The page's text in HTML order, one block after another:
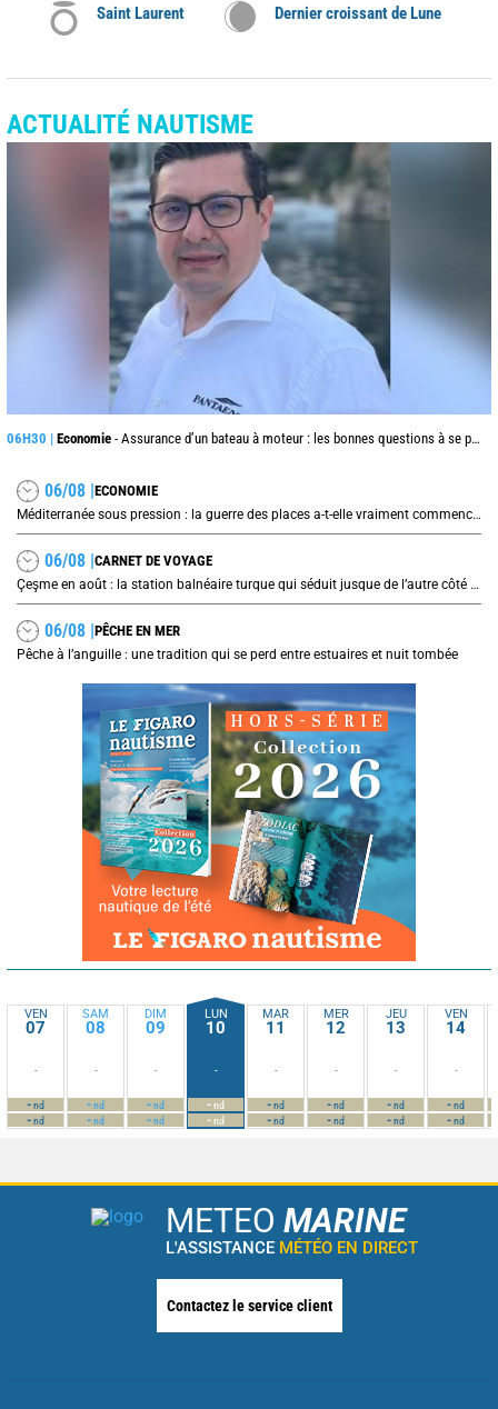
Saint Laurent
Dernier croissant de Lune
ACTUALITÉ NAUTISME
06H30 | Economie - Assurance d’un bateau à moteur : les bonnes questions à se poser avant de signer son contrat
06/08 |ECONOMIE
Méditerranée sous pression : la guerre des places a-t-elle vraiment commencé ?
06/08 |CARNET DE VOYAGE
Çeşme en août : la station balnéaire turque qui séduit jusque de l’autre côté de la mer Égée
06/08 |PÊCHE EN MER
Pêche à l’anguille : une tradition qui se perd entre estuaires et nuit tombée
VEN
07
-
-nd
-nd
SAM
08
-
-nd
-nd
DIM
09
-
-nd
-nd
LUN
10
-
-nd
-nd
MAR
11
-
-nd
-nd
MER
12
-
-nd
-nd
JEU
13
-
-nd
-nd
VEN
14
-
-nd
-nd
METEO MARINE
L'ASSISTANCE MÉTÉO EN DIRECT
Contactez le service client